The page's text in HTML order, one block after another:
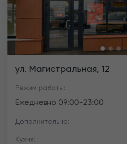
ул. Магистральная, 12
Режим работы:
Ежедневно 09:00-23:00
Дополнительно:
Кухня: